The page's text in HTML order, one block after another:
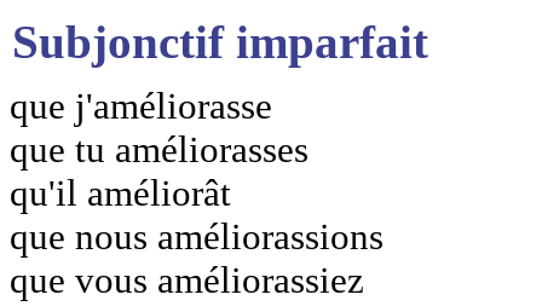
Subjonctif imparfait
que j'améliorasse
que tu améliorasses
qu'il améliorât
que nous améliorassions
que vous améliorassiez